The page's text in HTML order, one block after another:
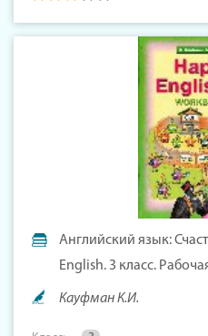
Английский язык:
English. 3 класс.
Кауфман К.И.